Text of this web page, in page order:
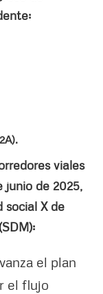
viales
junio de 2025,
social X de
el plan
el flujo